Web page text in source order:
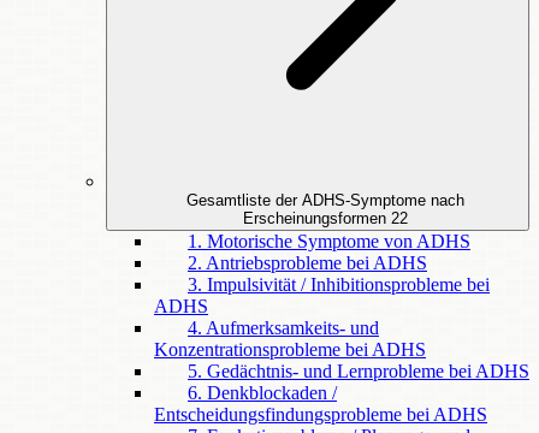
Gesamtliste der ADHS-Symptome nach
Erscheinungsformen 22
1. Motorische Symptome von ADHS
2. Antriebsprobleme bei ADHS
3. Impulsivität / Inhibitionsprobleme bei
ADHS
4. Aufmerksamkeits- und
Konzentrationsprobleme bei ADHS
5. Gedächtnis- und Lernprobleme bei ADHS
6. Denkblockaden /
Entscheidungsfindungsprobleme bei ADHS